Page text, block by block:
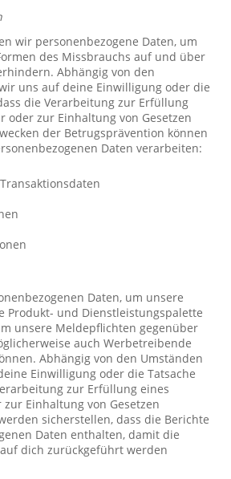
wir personenbezogene Daten, um
des Missbrauchs auf und über
Abhängig von den
uns auf deine Einwilligung oder die
die Verarbeitung zur Erfüllung
oder zur Einhaltung von Gesetzen
der Betrugsprävention können
Daten verarbeiten:
Daten, um unsere
Produkt- und Dienstleistungspalette
unsere Meldepflichten gegenüber
auch Werbetreibende
Abhängig von den Umständen
Einwilligung oder die Tatsache
zur Erfüllung eines
Einhaltung von Gesetzen
sicherstellen, dass die Berichte
Daten enthalten, damit die
dich zurückgeführt werden